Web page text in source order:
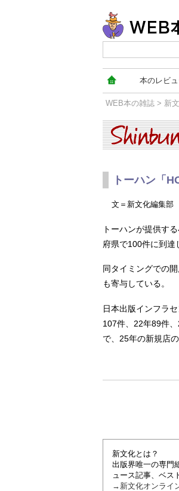
本のレビ
WEB本の雑誌 > 新
トーハン「
文＝新文化編集部
トーハンが提供す
府県で100件に到達
同タイミングでの
も寄与している。
日本出版インフラ
107件、22年89件
で、25年の新規店
新文化とは？
出版界唯一の専門
ュース記事、ベス
→新文化オンライ